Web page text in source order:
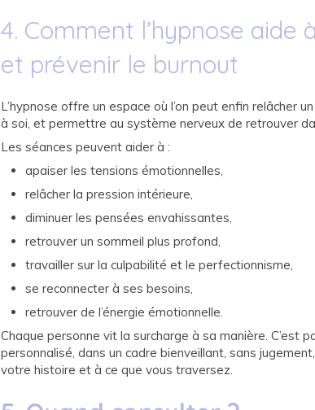
4. Comment l’hypnose
et prévenir le burnout
L’hypnose offre un espace où l’on peut enfin relâcher
à soi, et permettre au système nerveux de retrouver
Les séances peuvent aider à :
apaiser les tensions émotionnelles,
relâcher la pression intérieure,
diminuer les pensées envahissantes,
retrouver un sommeil plus profond,
travailler sur la culpabilité et le perfectionnisme,
se reconnecter à ses besoins,
retrouver de l’énergie émotionnelle.
Chaque personne vit la surcharge à sa manière. C’est
personnalisé, dans un cadre bienveillant, sans
votre histoire et à ce que vous traversez.